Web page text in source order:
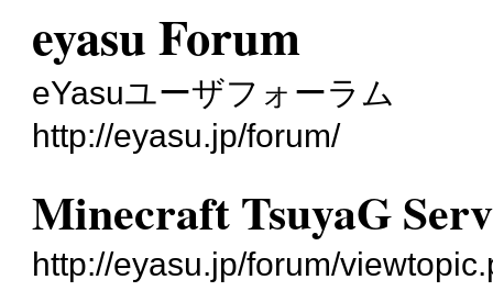
eyasu Forum
eYasuユーザフォーラム
http://eyasu.jp/forum/
Minecraft TsuyaG
http://eyasu.jp/forum/